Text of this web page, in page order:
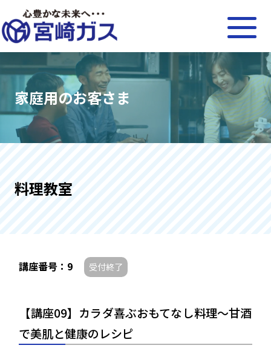
家庭用のお客さま
料理教室
講座番号：9 受付終了
【講座09】カラダ喜ぶおもてなし料理～甘酒
で美肌と健康のレシピ